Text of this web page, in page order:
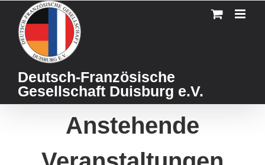
content
Deutsch-Französische
Gesellschaft Duisburg e.V.
Anstehende